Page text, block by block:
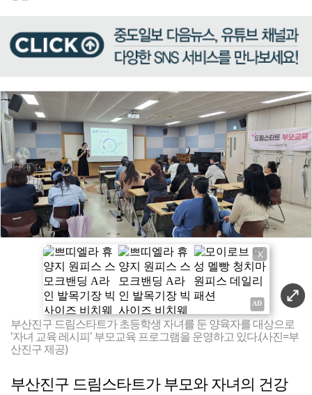
X
부산진구 드림스타트가 초등학생 자녀를 둔 양육자를 대상으로
'자녀 교육 레시피' 부모교육 프로그램을 운영하고 있다.(사진=부
산진구 제공)
부산진구 드림스타트가 부모와 자녀의 건강